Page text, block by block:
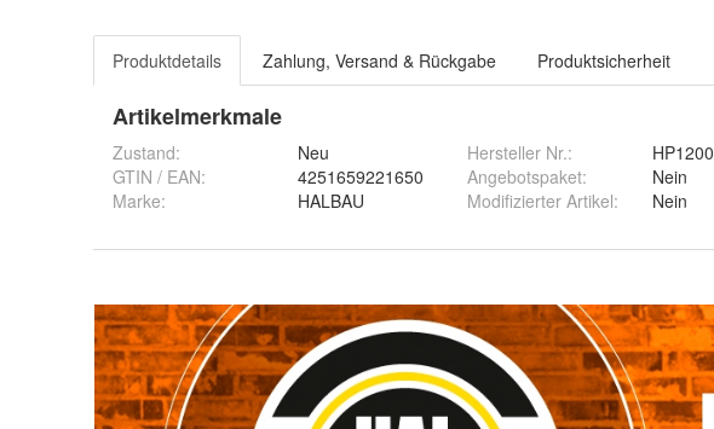
Produktdetails Zahlung, Versand & Rückgabe Produktsicherheit
Artikelmerkmale
Zustand:
Neu
GTIN / EAN:
4251659221650
Marke:
HALBAU
Hersteller Nr.:
HP1200
Angebotspaket:
Nein
Modifizierter Artikel: Nein